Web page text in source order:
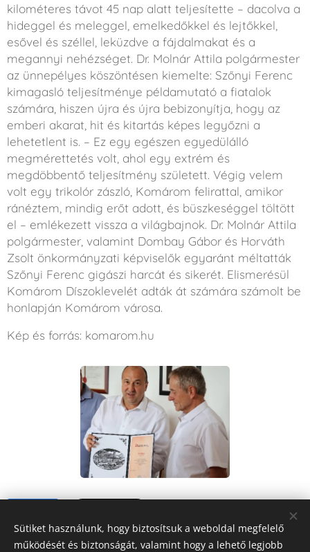
kilométeres távot 45 nap alatt teljesítette – dacolva a
hideggel és meleggel, emelkedőkkel és lejtőkkel,
esővel és széllel, leküzdve a fájdalmakat és a
megannyi nehézséget. Dr. Molnár Attila polgármester
az ünnepélyes köszöntésen kiemelte: Szőnyi Ferenc
kimagasló teljesítménye példamutató a fiatalok
számára, hiszen újra és újra bebizonyítja, hogy az
emberi akarat, hit és kitartás képes legyőzni a
lehetetlent is. – Ez egy egészen egyedülálló
megmérettetés volt, ahol egy extrém és
megdöbbentő teljesítmény született. Végig velem
volt egy trikolór zászló, Komárom felirattal, amikor
ránéztem, mindig erőt adott, és büszkeséggel töltött
el – emlékezett vissza a világbajnok. Dr. Molnár Attila
polgármester, valamint Dombay Gábor és Horváth
Zsolt önkormányzati képviselők egyaránt méltatták
Szőnyi Ferenc gigászi harcát és sikerét. Elismerésül
Komárom Díszoklevelét adták át számára számolt be
honlapján Komárom városa.
Kép és forrás: komarom.hu
Sütiket használunk, hogy biztosítsuk a weboldal megfelelő
működését és biztonságát, valamint hogy a lehető legjobb